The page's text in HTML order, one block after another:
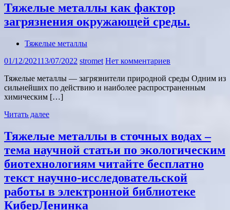
Тяжелые металлы как фактор
загрязнения окружающей среды.
Тяжелые металлы
01/12/202113/07/2022 stromet Нет комментариев
Тяжелые металлы — загрязнители природной среды Одним из
сильнейших по действию и наиболее распространенным
химическим […]
Читать далее
Тяжелые металлы в сточных водах –
тема научной статьи по экологическим
биотехнологиям читайте бесплатно
текст научно-исследовательской
работы в электронной библиотеке
КиберЛенинка